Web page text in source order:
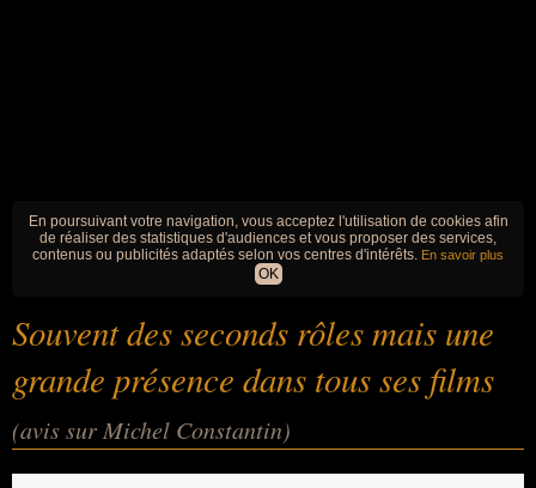
En poursuivant votre navigation, vous acceptez l'utilisation de cookies afin
de réaliser des statistiques d'audiences et vous proposer des services,
contenus ou publicités adaptés selon vos centres d'intérêts. En savoir plus
OK
Souvent des seconds rôles mais une
grande présence dans tous ses films
(avis sur Michel Constantin)